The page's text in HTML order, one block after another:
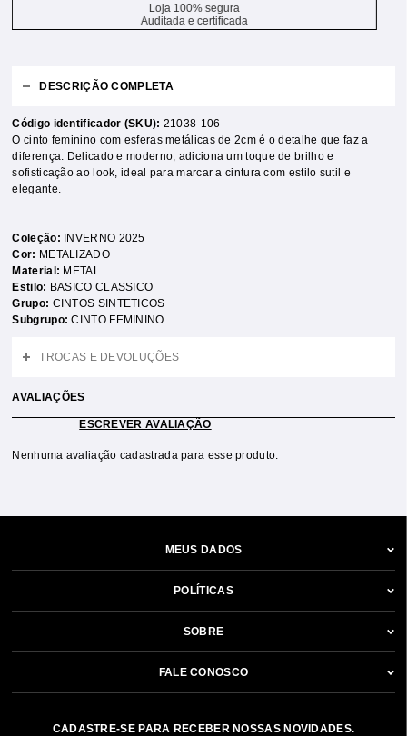
Loja 100% segura
Auditada e certificada
DESCRIÇÃO COMPLETA
Código identificador (SKU): 21038-106
O cinto feminino com esferas metálicas de 2cm é o detalhe que faz a
diferença. Delicado e moderno, adiciona um toque de brilho e
sofisticação ao look, ideal para marcar a cintura com estilo sutil e
elegante.
Coleção:
INVERNO 2025
Cor: METALIZADO
Material: METAL
Estilo: BASICO CLASSICO
Grupo: CINTOS SINTETICOS
Subgrupo:CINTO FEMININO
TROCAS E DEVOLUÇÕES
AVALIAÇÕES
ESCREVER AVALIAÇÃO
Nenhuma avaliação cadastrada para esse produto.
MEUS DADOS
POLÍTICAS
SOBRE
FALE CONOSCO
CADASTRE-SE PARA RECEBER NOSSAS NOVIDADES.